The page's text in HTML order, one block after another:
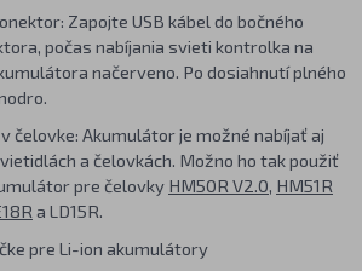
Zapojte USB kábel do bočného
počas nabíjania svieti kontrolka na
načerveno. Po dosiahnutí plného
čelovke: Akumulátor je možné nabíjať aj
a čelovkách. Možno ho tak použiť
pre čelovky HM50R V2.0, HM51R
a LD15R.
pre Li-ion akumulátory